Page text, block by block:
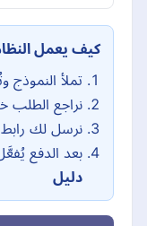
كيف يعمل
تملأ النموذج
نراجع الطلب خلال
نرسل لك
بعد الدفع
دليل